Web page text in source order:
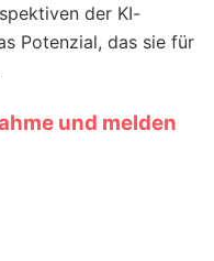
der KI-
Potenzial, das sie für
und melden